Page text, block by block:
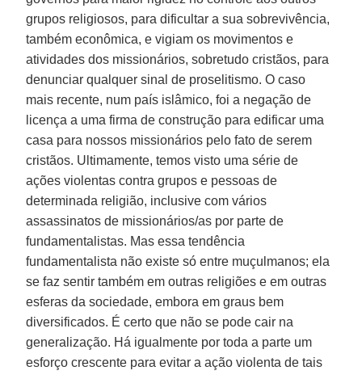
grupos religiosos, para dificultar a sua sobrevivência,
também econômica, e vigiam os movimentos e
atividades dos missionários, sobretudo cristãos, para
denunciar qualquer sinal de proselitismo. O caso
mais recente, num país islâmico, foi a negação de
licença a uma firma de construção para edificar uma
casa para nossos missionários pelo fato de serem
cristãos. Ultimamente, temos visto uma série de
ações violentas contra grupos e pessoas de
determinada religião, inclusive com vários
assassinatos de missionários/as por parte de
fundamentalistas. Mas essa tendência
fundamentalista não existe só entre muçulmanos; ela
se faz sentir também em outras religiões e em outras
esferas da sociedade, embora em graus bem
diversificados. É certo que não se pode cair na
generalização. Há igualmente por toda a parte um
esforço crescente para evitar a ação violenta de tais